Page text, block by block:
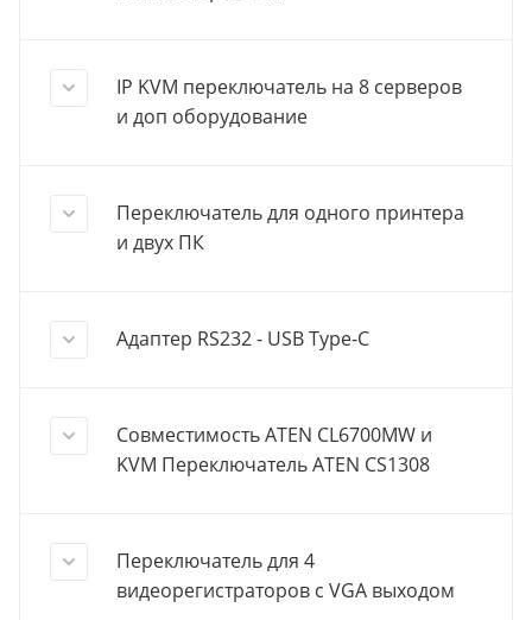
IP KVM переключатель на 8 серверов
и доп оборудование
Переключатель для одного принтера
и двух ПК
Адаптер RS232 - USB Type-C
Совместимость ATEN CL6700MW и
KVM Переключатель ATEN CS1308
Переключатель для 4
видеорегистраторов с VGA выходом